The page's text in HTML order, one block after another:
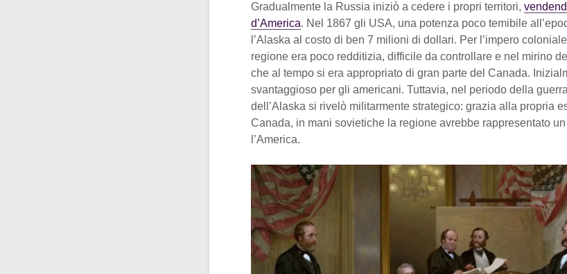
Gradualmente la Russia iniziò a cedere i propri territori,
d’America. Nel 1867 gli USA, una potenza poco temibile
l’Alaska al costo di ben 7 milioni di dollari. Per l’impero
regione era poco redditizia, difficile da controllare e nel mirino
che al tempo si era appropriato di gran parte del Canada.
svantaggioso per gli americani. Tuttavia, nel periodo della
dell’Alaska si rivelò militarmente strategico: grazia alla propria
Canada, in mani sovietiche la regione avrebbe rappresentato
l’America.